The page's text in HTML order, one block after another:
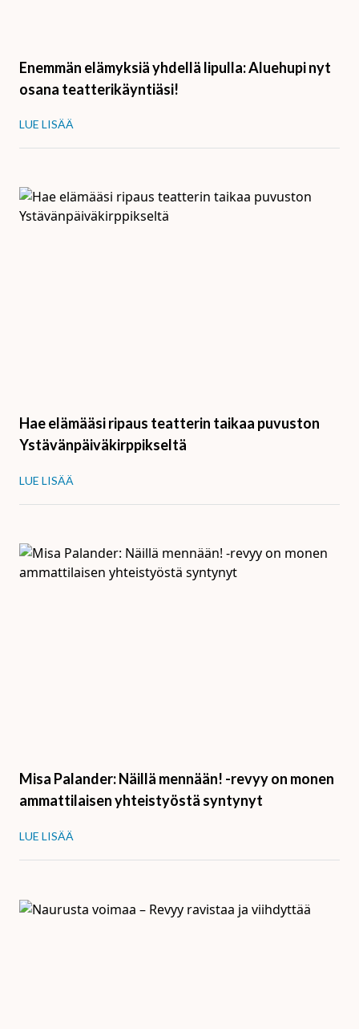
Enemmän elämyksiä yhdellä lipulla: Aluehupi nyt
osana teatterikäyntiäsi!
LUE LISÄÄ
Hae elämääsi ripaus teatterin taikaa puvuston
Ystävänpäiväkirppikseltä
LUE LISÄÄ
Misa Palander: Näillä mennään! -revyy on monen
ammattilaisen yhteistyöstä syntynyt
LUE LISÄÄ